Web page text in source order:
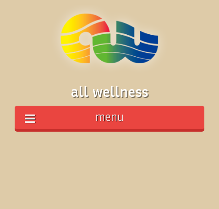
all wellness
menu